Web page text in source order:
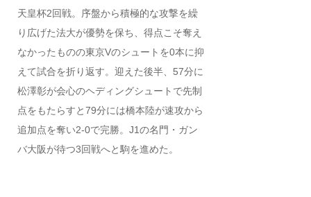
天皇杯2回戦。序盤から積極的な攻撃を繰
り広げた法大が優勢を保ち、得点こそ奪え
なかったものの東京Vのシュートを0本に抑
えて試合を折り返す。迎えた後半、57分に
松澤彰が会心のヘディングシュートで先制
点をもたらすと79分には橋本陸が速攻から
追加点を奪い2‐0で完勝。J1の名門・ガン
バ大阪が待つ3回戦へと駒を進めた。